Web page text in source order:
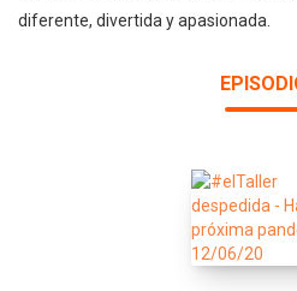
diferente, divertida y apasionada.